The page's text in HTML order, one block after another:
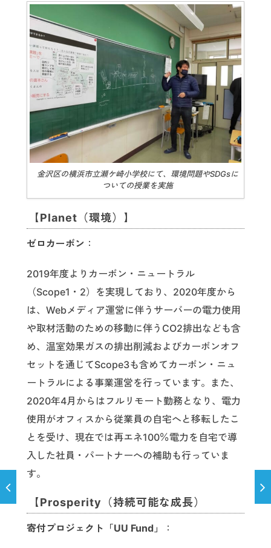
金沢区の横浜市立瀬ケ崎小学校にて、環境問題やSDGsに
ついての授業を実施
【Planet（環境）】
ゼロカーボン ：
2019年度よりカーボン・ニュートラル
（Scope1・2）を実現しており、2020年度から
は、Webメディア運営に伴うサーバーの電力使用
や取材活動のための移動に伴うCO2排出なども含
め、温室効果ガスの排出削減およびカーボンオフ
セットを通じてScope3も含めてカーボン・ニュ
ートラルによる事業運営を行っています。また、
2020年4月からはフルリモート勤務となり、電力
使用がオフィスから従業員の自宅へと移転したこ
とを受け、現在では再エネ100％電力を自宅で導
入した社員・パートナーへの補助も行っていま
す。
【Prosperity（持続可能な成長）
寄付プロジェクト「UU Fund」 ：